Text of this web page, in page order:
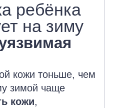
ребёнка
на зиму
кожи тоньше, чем
зимой чаще
кожи,